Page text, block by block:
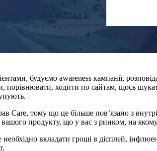
будуємо awareness кампанії,
порівнювати, ходити по сайтам, щось
Care, тому що це більше пов’язано з
продукту, що у вас з ринком, на
вкладати гроші в дісплей,